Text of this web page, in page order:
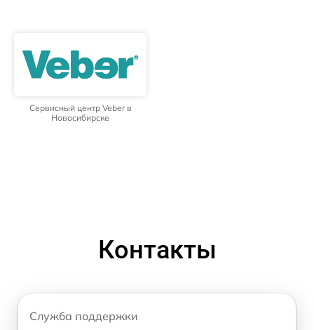
Сервисный центр Veber в
Новосибирске
Контакты
Служба поддержки